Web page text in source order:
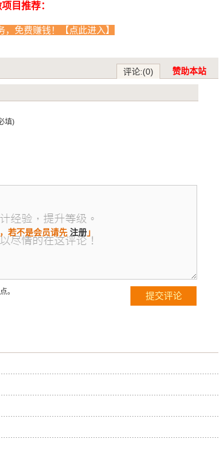
目推荐：
免费赚钱！【点此进入】
评论:(0) 赞助本站
填)
。
若不是会员请先 注册」